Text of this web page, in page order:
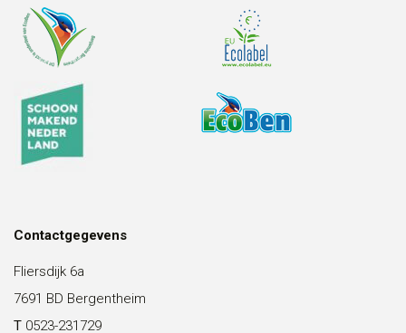
Contactgegevens
Fliersdijk 6a
7691 BD Bergentheim
T 0523-231729